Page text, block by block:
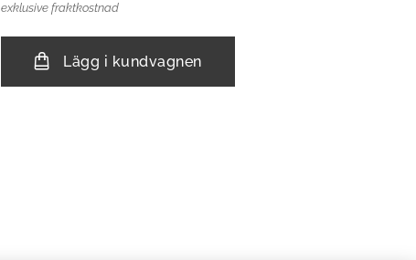
exklusive fraktkostnad
Lägg i kundvagnen